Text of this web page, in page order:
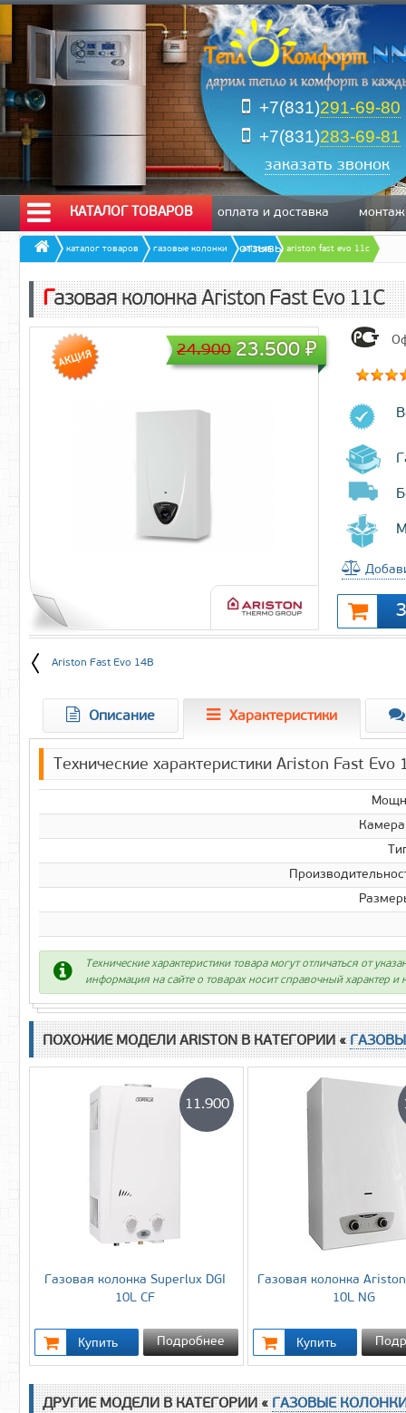
+7(831)291-69-80
+7(831)283-69-81
заказать звонок
КАТАЛОГ ТОВАРОВ оплата и доставка монтаж
отзывы
каталог товаров газовые колонки ariston ariston fast evo 11c
Газовая колонка Ariston Fast Evo 11C
24.900 23.500₽
Ariston Fast Evo 14B
Описание Характеристики
Технические характеристики Ariston Fast Evo
Камера
Технические характеристики товара могут отличаться от
информация на сайте о товарах носит справочный характер
ПОХОЖИЕ МОДЕЛИ ARISTON В КАТЕГОРИИ «
Газовая колонка Superlux DGI
10L CF
11.900
Подробнее
Газовая колонка Ariston
10L NG
ДРУГИЕ МОДЕЛИ В КАТЕГОРИИ «ГАЗОВЫЕ